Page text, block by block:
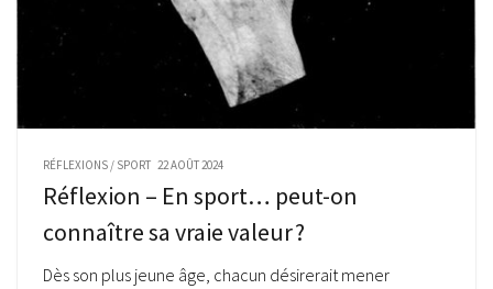
RÉFLEXIONS / SPORT 22 AOÛT 2024
Réflexion – En sport… peut-on
connaître sa vraie valeur ?
Dès son plus jeune âge, chacun désirerait mener